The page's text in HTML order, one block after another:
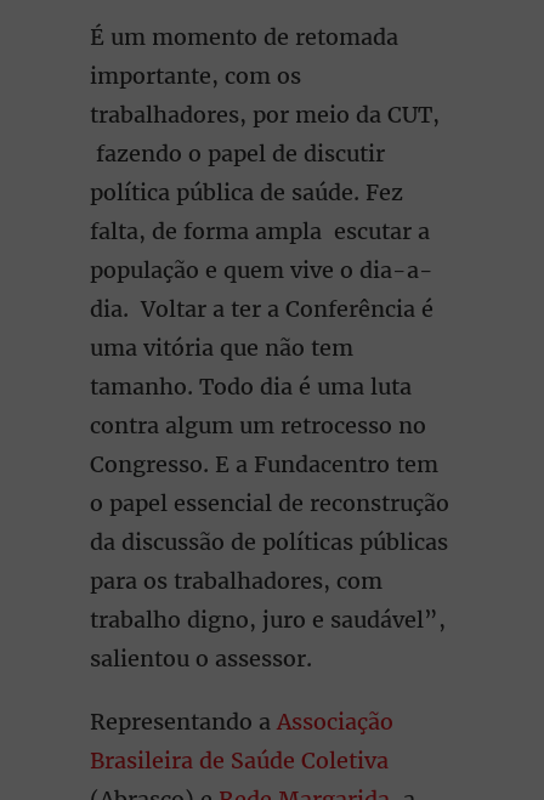
É um momento de retomada
importante, com os
trabalhadores, por meio da CUT,
fazendo o papel de discutir
política pública de saúde. Fez
falta, de forma ampla escutar a
população e quem vive o dia-a-
dia. Voltar a ter a Conferência é
uma vitória que não tem
tamanho. Todo dia é uma luta
contra algum um retrocesso no
Congresso. E a Fundacentro tem
o papel essencial de reconstrução
da discussão de políticas públicas
para os trabalhadores, com
trabalho digno, juro e saudável”,
salientou o assessor.
Representando a Associação
Brasileira de Saúde Coletiva